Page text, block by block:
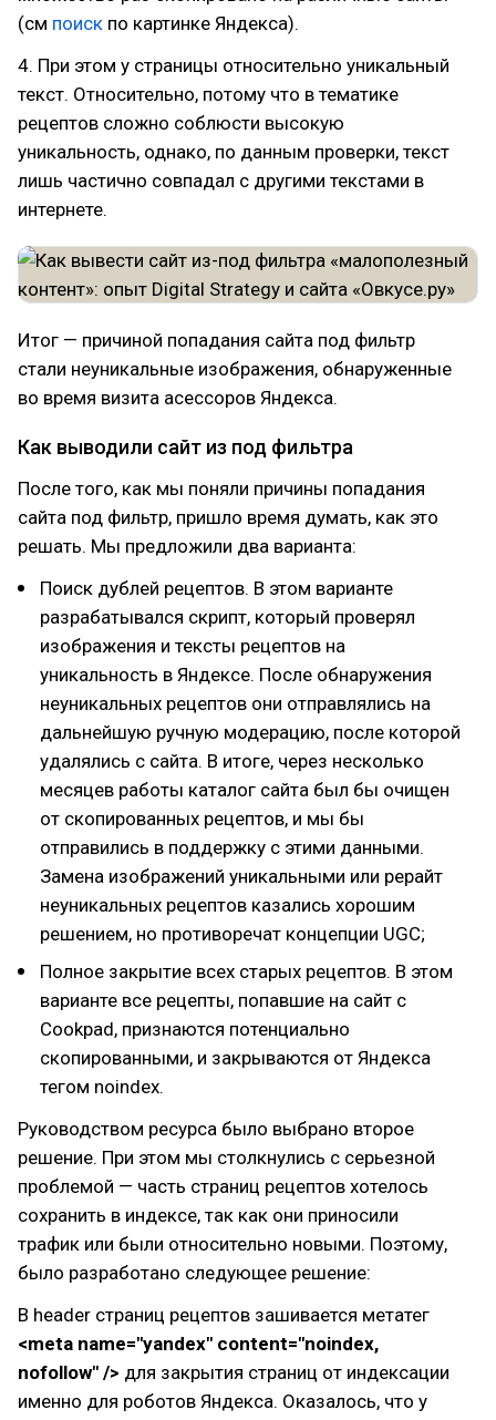
(см поиск по картинке Яндекса).
4. При этом у страницы относительно уникальный
текст. Относительно, потому что в тематике
рецептов сложно соблюсти высокую
уникальность, однако, по данным проверки, текст
лишь частично совпадал с другими текстами в
интернете.
Итог — причиной попадания сайта под фильтр
стали неуникальные изображения, обнаруженные
во время визита асессоров Яндекса.
Как выводили сайт из под фильтра
После того, как мы поняли причины попадания
сайта под фильтр, пришло время думать, как это
решать. Мы предложили два варианта:
Поиск дублей рецептов. В этом варианте
разрабатывался скрипт, который проверял
изображения и тексты рецептов на
уникальность в Яндексе. После обнаружения
неуникальных рецептов они отправлялись на
дальнейшую ручную модерацию, после которой
удалялись с сайта. В итоге, через несколько
месяцев работы каталог сайта был бы очищен
от скопированных рецептов, и мы бы
отправились в поддержку с этими данными.
Замена изображений уникальными или рерайт
неуникальных рецептов казались хорошим
решением, но противоречат концепции UGC;
Полное закрытие всех старых рецептов. В этом
варианте все рецепты, попавшие на сайт с
Cookpad, признаются потенциально
скопированными, и закрываются от Яндекса
тегом noindex.
Руководством ресурса было выбрано второе
решение. При этом мы столкнулись с серьезной
проблемой — часть страниц рецептов хотелось
сохранить в индексе, так как они приносили
трафик или были относительно новыми. Поэтому,
было разработано следующее решение:
В header страниц рецептов зашивается метатег
<meta name="yandex" content="noindex,
nofollow" /> для закрытия страниц от индексации
именно для роботов Яндекса. Оказалось, что у